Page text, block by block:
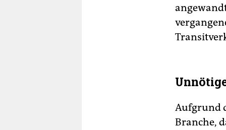
Aufgrund
Branche,